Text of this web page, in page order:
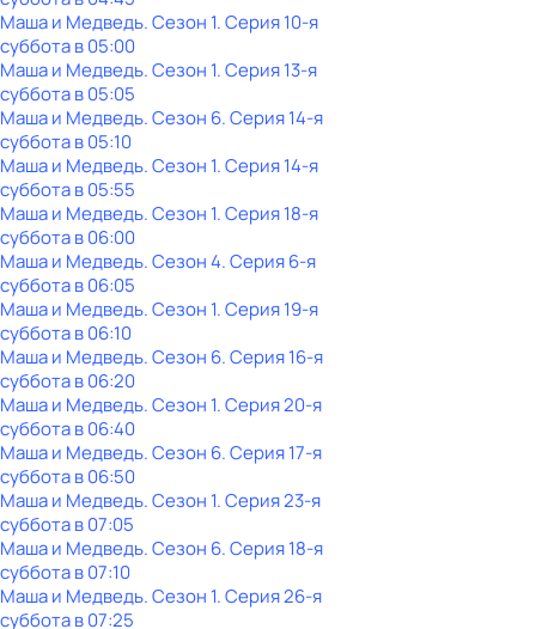
Маша и Медведь. Сезон 1. Серия 10-я
субботав05:00
Маша и Медведь. Сезон 1. Серия 13-я
субботав05:05
Маша и Медведь. Сезон 6. Серия 14-я
субботав05:10
Маша и Медведь. Сезон 1. Серия 14-я
субботав05:55
Маша и Медведь. Сезон 1. Серия 18-я
субботав06:00
Маша и Медведь. Сезон 4. Серия 6-я
субботав06:05
Маша и Медведь. Сезон 1. Серия 19-я
субботав06:10
Маша и Медведь. Сезон 6. Серия 16-я
субботав06:20
Маша и Медведь. Сезон 1. Серия 20-я
субботав06:40
Маша и Медведь. Сезон 6. Серия 17-я
субботав06:50
Маша и Медведь. Сезон 1. Серия 23-я
субботав07:05
Маша и Медведь. Сезон 6. Серия 18-я
субботав07:10
Маша и Медведь. Сезон 1. Серия 26-я
субботав07:25